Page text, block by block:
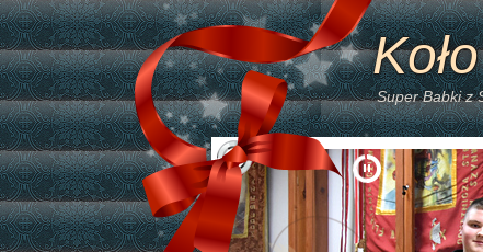
Super Babki z